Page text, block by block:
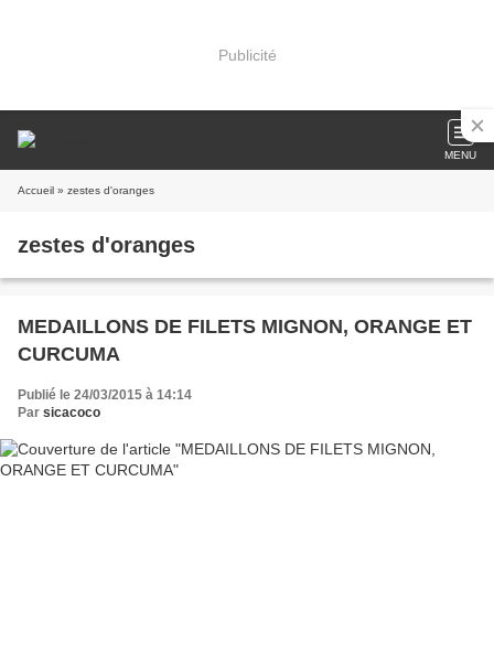
Publicité
MENU
Accueil » zestes d'oranges
zestes d'oranges
MEDAILLONS DE FILETS MIGNON, ORANGE ET
CURCUMA
Publié le 24/03/2015 à 14:14
Par sicacoco